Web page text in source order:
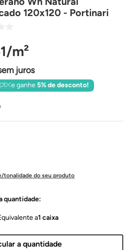
120x120 - Portinari
juros
e ganhe5% de desconto!
tonalidade do seu produto
quantidade:
1 caixa
a quantidade